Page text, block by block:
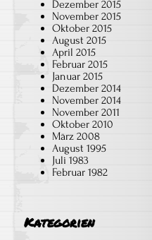
Dezember 2015
November 2015
Oktober 2015
August 2015
April 2015
Februar 2015
Januar 2015
Dezember 2014
November 2014
November 2011
Oktober 2010
März 2008
August 1995
Juli 1983
Februar 1982
Kategorien